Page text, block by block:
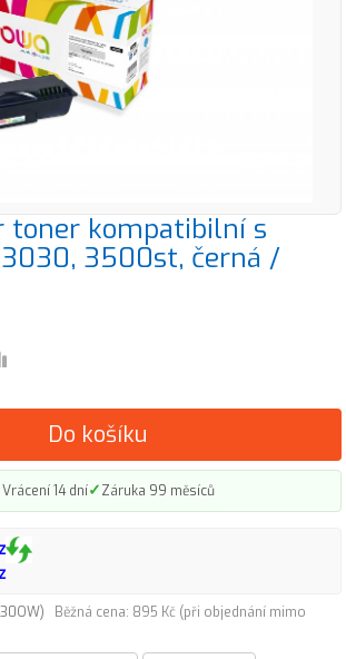
toner kompatibilní s
3500st, černá /
Do košíku
Vrácení 14 dní✓Záruka 99 měsíců
Běžná cena: 895 Kč (při objednání mimo